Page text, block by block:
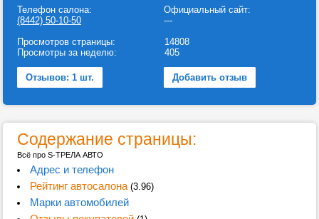
Телефон салона:
(8442) 50-10-50
Официальный сайт:
---
Просмотров страницы:
Просмотры за неделю:
14808
405
Отзывов: 1 шт. Добавить отзыв
Содержание страницы:
Всё про S-ТРЕЛА АВТО
Адрес и телефон
Рейтинг автосалона(3.96)
Марки автомобилей